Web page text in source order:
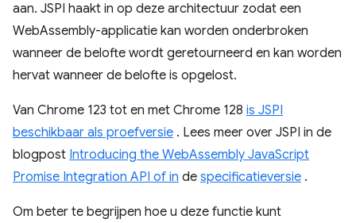
aan. JSPI haakt in op deze architectuur zodat een
WebAssembly-applicatie kan worden onderbroken
wanneer de belofte wordt geretourneerd en kan worden
hervat wanneer de belofte is opgelost.
Van Chrome 123 tot en met Chrome 128 is JSPI
beschikbaar als proefversie . Lees meer over JSPI in de
blogpost Introducing the WebAssembly JavaScript
Promise Integration API of in de specificatieversie .
Om beter te begrijpen hoe u deze functie kunt